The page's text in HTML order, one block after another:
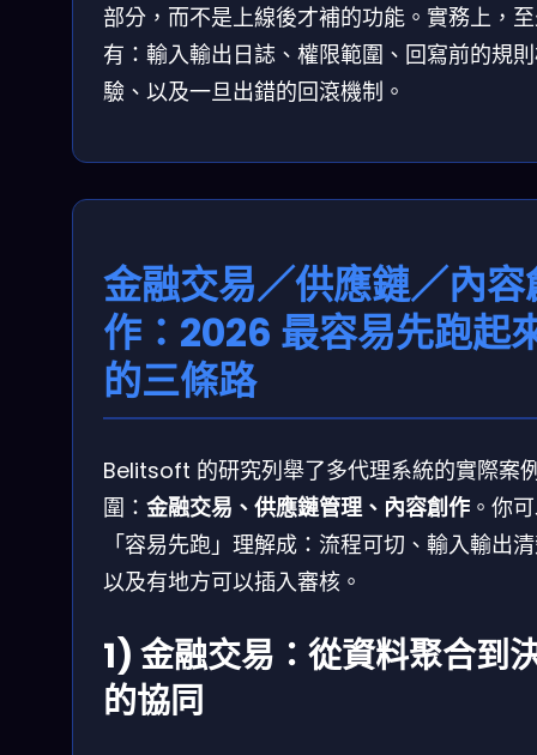
部分，而不是上線後才補的功能。實務上，
有：輸入輸出日誌、權限範圍、回寫前的規
驗、以及一旦出錯的回滾機制。
金融交易／供應鏈／內容
作：2026 最容易先跑起
的三條路
Belitsoft 的研究列舉了多代理系統的實際案
圍： 金融交易、供應鏈管理、內容創作 。你
「容易先跑」理解成：流程可切、輸入輸出
以及有地方可以插入審核。
1) 金融交易：從資料聚合到
的協同